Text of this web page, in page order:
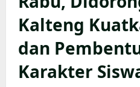
Kalteng
dan
Karakter